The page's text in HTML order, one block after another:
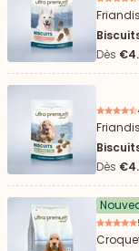
Dès
Dès